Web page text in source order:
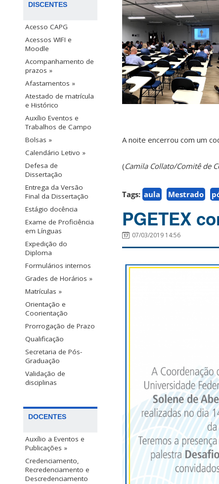
DISCENTES
Acesso CAPG
Acessos WIFI e
Moodle
Acompanhamento de
prazos »
Afastamentos »
Atestado de matrícula
e Histórico
Auxílio Eventos e
Trabalhos de Campo
Bolsas »
Calendário Letivo »
Defesa de
Dissertação
Entrega da Versão
Final da Dissertação
Estágio docência
Exame de Proficiência
em Línguas
Expedição do
Diploma
Formulários internos
Grades de Horários »
Matrículas »
Orientação e
Coorientação
Prorrogação de Prazo
Qualificação
Secretaria de Pós-
Graduação
Validação de
disciplinas
DOCENTES
Auxílio a Eventos e
Publicações »
Credenciamento,
Recredenciamento e
Descredenciamento
A noite encerrou com um
(Camila Collato/Comitê de
Tags: aula Mestrado
PGETEX
07/03/2019 14:56